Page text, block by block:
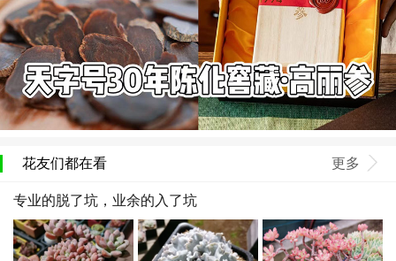
花友们都在看 更多
专业的脱了坑，业余的入了坑